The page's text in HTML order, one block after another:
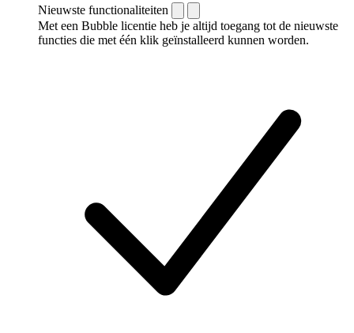
Nieuwste functionaliteiten
Met een Bubble licentie heb je altijd toegang tot de nieuwste
functies die met één klik geïnstalleerd kunnen worden.